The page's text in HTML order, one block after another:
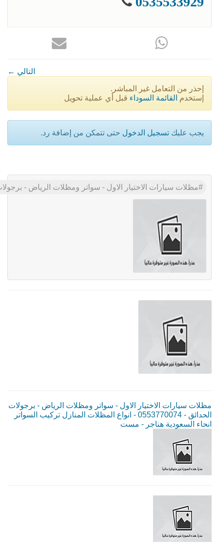
← التالي
إحذر من التعامل غير المباشر.
إستخدم القائمة السوداء قبل أي عملية تحويل
يجب عليك تسجيل الدخول حتى تتمكن من إضافة رد.
مظلات سيارات الاختيار الاول - سواتر ومظلات الرياض - برجولات الحدائق - 0553770074 - انواع المظلات المنازل تركيب السواتر
مظلات سيارات الاختيار الاول - سواتر ومظلات الرياض - برجولات
الحدائق - 0553770074 - انواع المظلات المنازل تركيب السواتر
انحاء السعودية هناجر - مست